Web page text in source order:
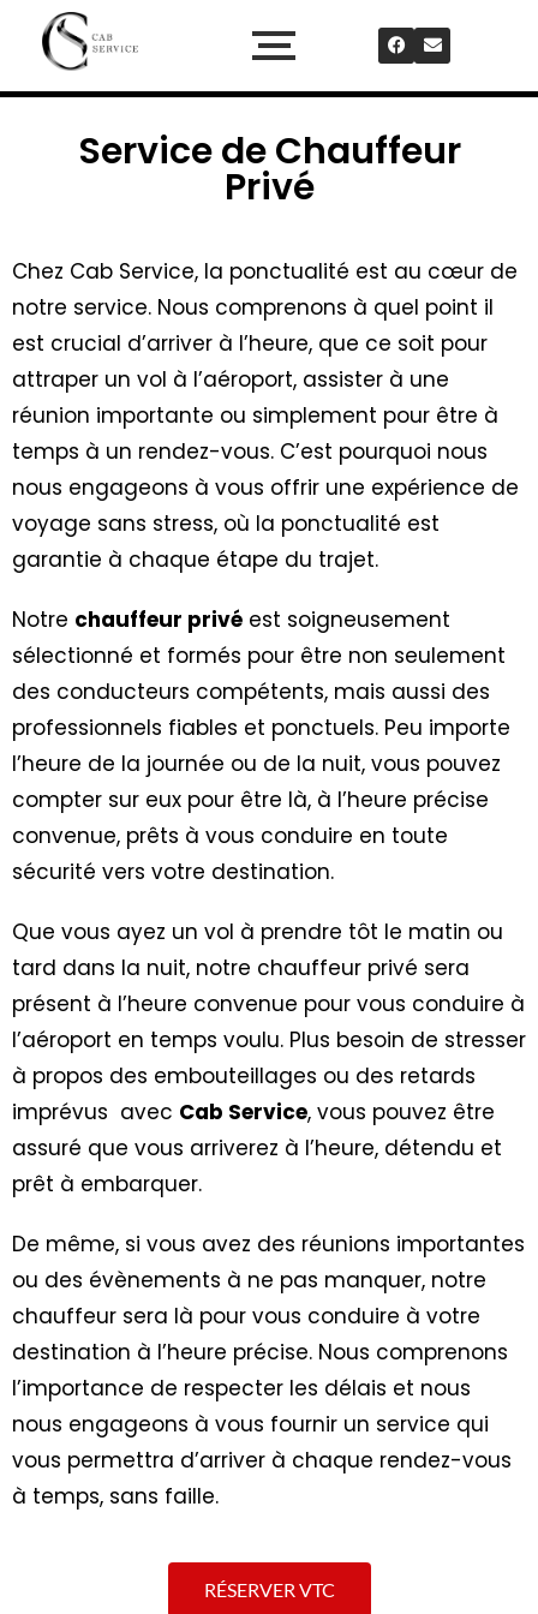
Service de Chauffeur
Privé
Chez Cab Service, la ponctualité est au cœur de
notre service. Nous comprenons à quel point il
est crucial d’arriver à l’heure, que ce soit pour
attraper un vol à l’aéroport, assister à une
réunion importante ou simplement pour être à
temps à un rendez-vous. C’est pourquoi nous
nous engageons à vous offrir une expérience de
voyage sans stress, où la ponctualité est
garantie à chaque étape du trajet.
Notre chauffeur privé est soigneusement
sélectionné et formés pour être non seulement
des conducteurs compétents, mais aussi des
professionnels fiables et ponctuels. Peu importe
l’heure de la journée ou de la nuit, vous pouvez
compter sur eux pour être là, à l’heure précise
convenue, prêts à vous conduire en toute
sécurité vers votre destination.
Que vous ayez un vol à prendre tôt le matin ou
tard dans la nuit, notre chauffeur privé sera
présent à l’heure convenue pour vous conduire à
l’aéroport en temps voulu. Plus besoin de stresser
à propos des embouteillages ou des retards
imprévus avec Cab Service, vous pouvez être
assuré que vous arriverez à l’heure, détendu et
prêt à embarquer.
De même, si vous avez des réunions importantes
ou des évènements à ne pas manquer, notre
chauffeur sera là pour vous conduire à votre
destination à l’heure précise. Nous comprenons
l’importance de respecter les délais et nous
nous engageons à vous fournir un service qui
vous permettra d’arriver à chaque rendez-vous
à temps, sans faille.
RÉSERVER VTC